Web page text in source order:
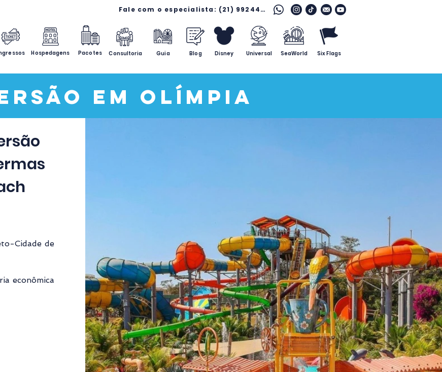
Fale com o especialista: (21) 99244 7796
Hospedagens Pacotes Consultoria Guia Blog Disney Universal SeaWorld Six Flags
em Olímpia
Cidade de
econômica